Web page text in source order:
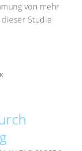
von mehr
Studie